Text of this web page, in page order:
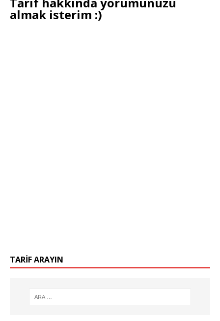
almak isterim :)
TARIF ARAYIN